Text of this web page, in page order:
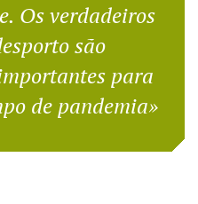
Os verdadeiros
são
para
de pandemia»